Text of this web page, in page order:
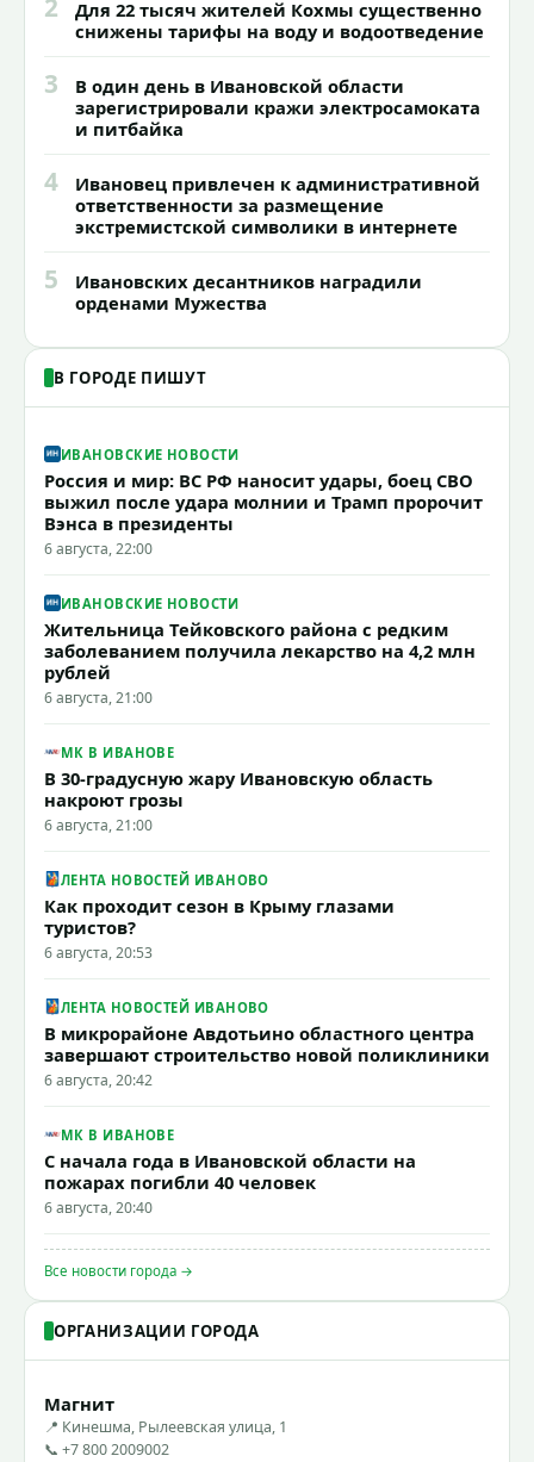
2
Для 22 тысяч жителей Кохмы существенно
снижены тарифы на воду и водоотведение
3
В один день в Ивановской области
зарегистрировали кражи электросамоката
и питбайка
4
Ивановец привлечен к административной
ответственности за размещение
экстремистской символики в интернете
5
Ивановских десантников наградили
орденами Мужества
В ГОРОДЕ ПИШУТ
ИВАНОВСКИЕ НОВОСТИ
Россия и мир: ВС РФ наносит удары, боец СВО
выжил после удара молнии и Трамп пророчит
Вэнса в президенты
6 августа, 22:00
ИВАНОВСКИЕ НОВОСТИ
Жительница Тейковского района с редким
заболеванием получила лекарство на 4,2 млн
рублей
6 августа, 21:00
МК В ИВАНОВЕ
В 30-градусную жару Ивановскую область
накроют грозы
6 августа, 21:00
ЛЕНТА НОВОСТЕЙ ИВАНОВО
Как проходит сезон в Крыму глазами
туристов?
6 августа, 20:53
ЛЕНТА НОВОСТЕЙ ИВАНОВО
В микрорайоне Авдотьино областного центра
завершают строительство новой поликлиники
6 августа, 20:42
МК В ИВАНОВЕ
С начала года в Ивановской области на
пожарах погибли 40 человек
6 августа, 20:40
Все новости города →
ОРГАНИЗАЦИИ ГОРОДА
Магнит
📍 Кинешма, Рылеевская улица, 1
📞 +7 800 2009002